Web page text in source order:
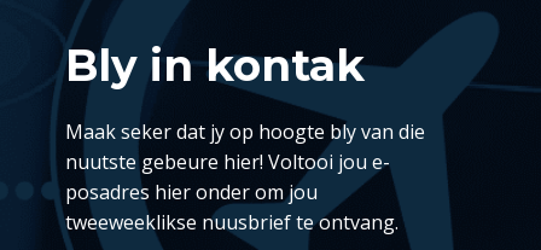
Bly in kontak
Maak seker dat jy op hoogte bly van die
nuutste gebeure hier! Voltooi jou e-
posadres hier onder om jou
tweeweeklikse nuusbrief te ontvang.